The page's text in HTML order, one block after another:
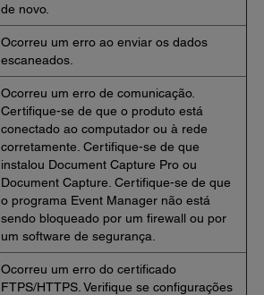
de novo.
Ocorreu um erro ao enviar os dados
escaneados.
Ocorreu um erro de comunicação.
Certifique-se de que o produto está
conectado ao computador ou à rede
corretamente. Certifique-se de que
instalou Document Capture Pro ou
Document Capture. Certifique-se de que
o programa Event Manager não está
sendo bloqueado por um firewall ou por
um software de segurança.
Ocorreu um erro do certificado
FTPS/HTTPS. Verifique se configurações